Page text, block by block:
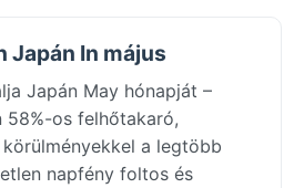
Japán In május
Japán May hónapját –
58%-os felhőtakaró,
a legtöbb
napfény foltos és